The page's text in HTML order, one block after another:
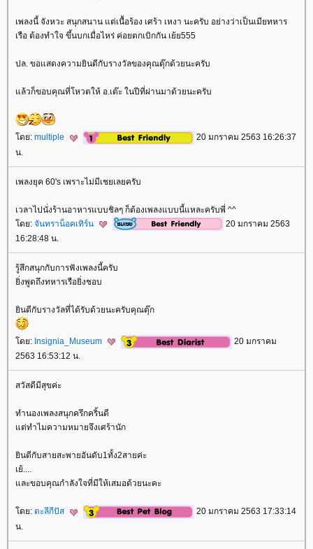
เพลงนี้ จังหวะ สนุกสนาน แต่เนื้อร้อง เศร้า เหงา นะครับ อย่างว่าเป็นเมียทหาร
เรือ ต้องทำใจ ขึ้นบกเมื่อไหร่ ค่อยตกเบิกกัน เย้ย555
ปล. ขอแสดงความยินดีกับรางวัลของคุณตุ๊กด้วยนะครับ
ล้วก็ขอบคุณที่โหวตให้ อ.เต๊ะ ในปีที่ผ่านมาด้วยนะครับ
ดย: multiple
20 มกราคม 2563 16:26:37
น.
เพลงยุค 60's เพราะไม่มีเชยเลยครับ
เวลาไปนั่งร้านอาหารแบบชิลๆ ก็ต้องเพลงแบบนี้แหละครับพี่ ^^
ดย: จันทราน็อคเทิร์น
20 มกราคม 2563
16:28:48 น.
รู้สึกสนุกกับการฟังเพลงนี้ครับ
ิ่งพูดถึงทหารเรือยิ่งชอบ
ินดีกับรางวัลที่ได้รับด้วยนะครับคุณตุ๊ก
ดย: Insignia_Museum
20 มกราคม
2563 16:53:12 น.
สวัสดีมีสุขค่ะ
ทำนองเพลงสนุกครึกคริ้นดี
ต่ทำไมความหมายจึงเศร้านัก
ินดีกับสายสะพายอันดับ1ทั้ง2สายค่ะ
เย้....
ละขอบคุณกำลังใจที่มีให้เสมอด้วยนะคะ
ดย: ตะลีกีปัส
20 มกราคม 2563 17:33:14
น.